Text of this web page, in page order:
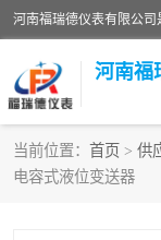
河南福
当前位置： 首页 > 供
电容式液位变送器
液位计